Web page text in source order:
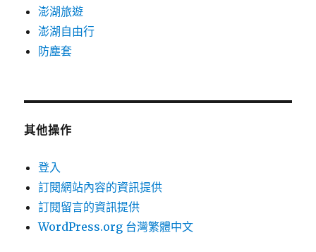
澎湖旅遊
澎湖自由行
防塵套
其他操作
登入
訂閱網站內容的資訊提供
訂閱留言的資訊提供
WordPress.org 台灣繁體中文